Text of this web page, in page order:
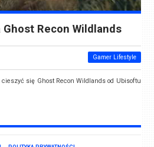
Recon Wildlands
Gamer Lifestyle
się Ghost Recon Wildlands od Ubisoftu